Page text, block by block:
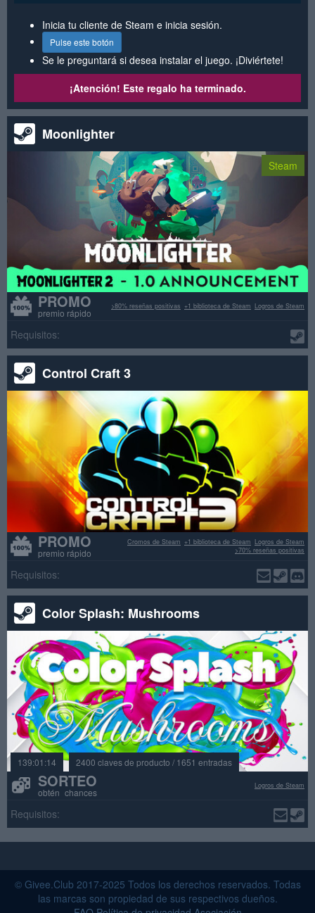
Inicia tu cliente de Steam e inicia sesión.
Pulse este botón
Se le preguntará si desea instalar el juego. ¡Diviértete!
¡Atención! Este regalo ha terminado.
Moonlighter
Steam
PROMO
premio rápido
Logros de Steam
+1 biblioteca de Steam
>80% reseñas positivas
Requisitos:
Control Craft 3
PROMO
premio rápido
Logros de Steam
+1 biblioteca de Steam
Cromos de Steam
>70% reseñas positivas
Requisitos:
Color Splash: Mushrooms
139:01:14 2400 claves de producto / 1651 entradas
SORTEO
obtén chances
Logros de Steam
Requisitos:
© Givee.Club 2017-2025 Todos los derechos reservados. Todas
las marcas son propiedad de sus respectivos dueños.